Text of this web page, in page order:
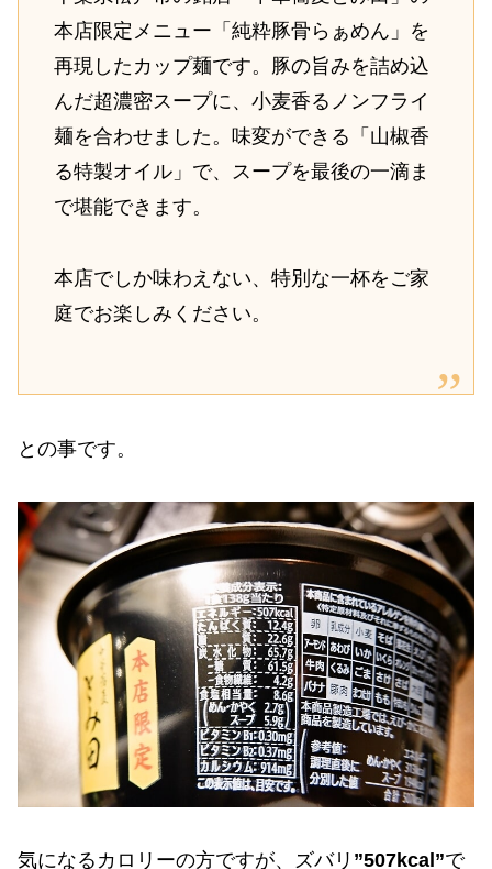
本店限定メニュー「純粋豚骨らぁめん」を
再現したカップ麺です。豚の旨みを詰め込
んだ超濃密スープに、小麦香るノンフライ
麺を合わせました。味変ができる「山椒香
る特製オイル」で、スープを最後の一滴ま
で堪能できます。
本店でしか味わえない、特別な一杯をご家
庭でお楽しみください。
との事です。
気になるカロリーの方ですが、ズバリ ”507kcal”で